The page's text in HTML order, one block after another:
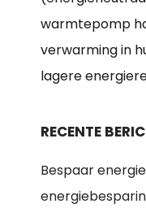
warmtepomp
verwarming in
lagere
RECENTE
Bespaar